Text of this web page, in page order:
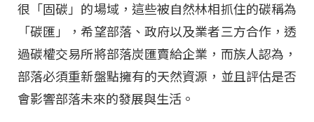
很「固碳」的場域，這些被自然林相抓住的碳稱為
「碳匯」，希望部落、政府以及業者三方合作，透
過碳權交易所將部落炭匯賣給企業，而族人認為，
部落必須重新盤點擁有的天然資源，並且評估是否
會影響部落未來的發展與生活。